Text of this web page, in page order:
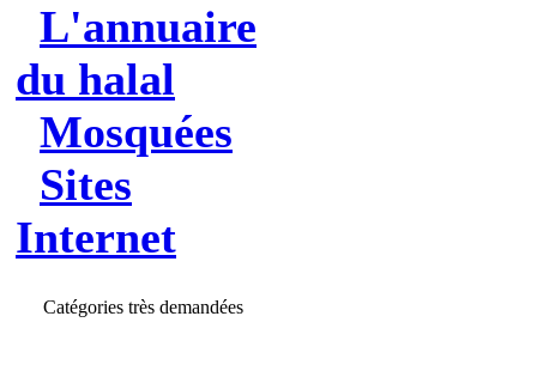
L'annuaire
du halal
Mosquées
Sites
Internet
Catégories très demandées